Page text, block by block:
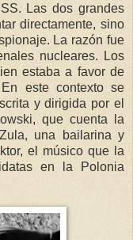
Las dos grandes
directamente, sino
La razón fue
nucleares. Los
estaba a favor de
este contexto se
y dirigida por el
que cuenta la
una bailarina y
el músico que la
en la Polonia